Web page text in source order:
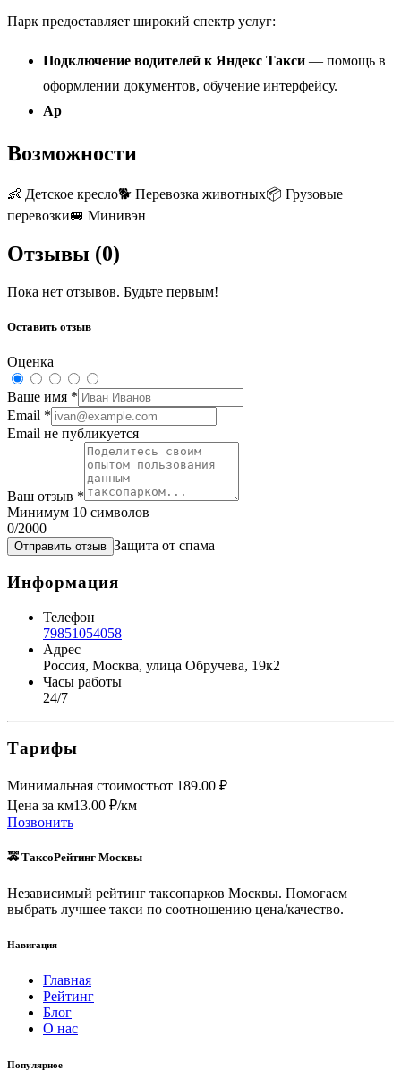
Парк предоставляет широкий спектр услуг:
Подключение водителей к Яндекс Такси — помощь в
оформлении документов, обучение интерфейсу.
Ар
Возможности
👶 Детское кресло🐕 Перевозка животных📦 Грузовые
перевозки🚐 Минивэн
Отзывы (0)
Пока нет отзывов. Будьте первым!
Оставить отзыв
Оценка
Ваше имя *
Email *
Email не публикуется
Ваш отзыв *
Минимум 10 символов
0/2000
Отправить отзыв Защита от спама
Информация
Телефон
79851054058
Адрес
Россия, Москва, улица Обручева, 19к2
Часы работы
24/7
Тарифы
Минимальная стоимостьот 189.00 ₽
Цена за км13.00 ₽/км
Позвонить
🚕 ТаксоРейтинг Москвы
Независимый рейтинг таксопарков Москвы. Помогаем
выбрать лучшее такси по соотношению цена/качество.
Навигация
Главная
Рейтинг
Блог
О нас
Популярное